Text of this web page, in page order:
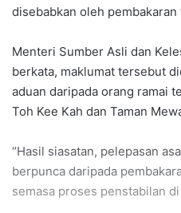
disebabkan oleh
Menteri Sumber Asli dan
berkata, maklumat tersebut
aduan daripada orang ramai
Toh Kee Kah dan Taman
“Hasil siasatan, pelepasan
berpunca daripada
semasa proses penstabilan